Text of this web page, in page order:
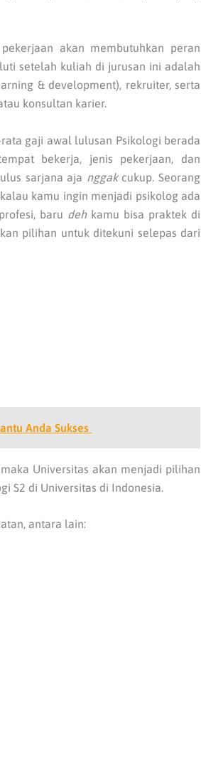
akan membutuhkan peran
setelah kuliah di jurusan ini adalah
& development), rekruiter, serta
konsultan karier.
gaji awal lulusan Psikologi berada
bekerja, jenis pekerjaan, dan
sarjana aja nggak cukup. Seorang
kamu ingin menjadi psikolog ada
baru dehkamu bisa praktek di
pilihan untuk ditekuni selepas dari
Anda Sukses
Universitas akan menjadi pilihan
S2 di Universitas di Indonesia.
antara lain: